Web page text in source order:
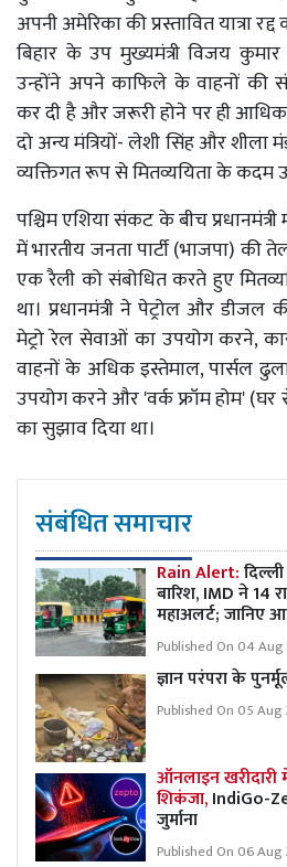
अपनी अमेरिका की प्रस्तावित यात्रा रद्द
बिहार के उप मुख्यमंत्री विजय
उन्होंने अपने काफिले के वाहनों
कर दी है और जरूरी होने पर ही
दो अन्य मंत्रियों- लेशी सिंह और शीला
व्यक्तिगत रूप से मितव्ययिता के कदम
पश्चिम एशिया संकट के बीच प्रधानमंत्री
में भारतीय जनता पार्टी (भाजपा) की
एक रैली को संबोधित करते हुए
था। प्रधानमंत्री ने पेट्रोल और
मेट्रो रेल सेवाओं का उपयोग करने,
वाहनों के अधिक इस्तेमाल, पार्सल
उपयोग करने और 'वर्क फ्रॉम होम'
का सुझाव दिया था।
संबंधित समाचार
Rain Alert:
बारिश, IMD ने 14
महाअलर्ट; जानिए
Published On 04
ज्ञान परंपरा के
Published On 05 Aug
ऑनलाइन खरीदारी में
शिकंजा,IndiGo-
जुर्माना
Published On 06 Aug